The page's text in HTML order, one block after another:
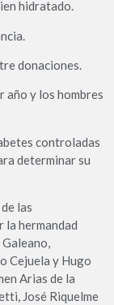
hidratado.
donaciones.
año y los hombres
controladas
determinar su
las
la hermandad
Cejuela y Hugo
Arias de la
José Riquelme